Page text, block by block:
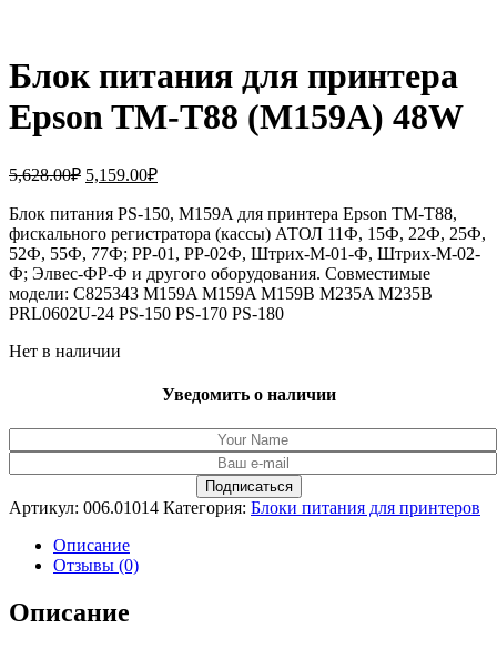
Блок питания для принтера
Epson TM-T88 (M159A) 48W
5,628.00₽ Первоначальная
составляла
5,628.00₽.
5,159.00₽Текущая
5,159.00₽.
Блок питания PS-150, M159A для принтера Epson TM-T88,
фискального регистратора (кассы) АТОЛ 11Ф, 15Ф, 22Ф, 25Ф,
52Ф, 55Ф, 77Ф; РР-01, РР-02Ф, Штрих-М-01-Ф, Штрих-М-02-
Ф; Элвес-ФР-Ф и другого оборудования. Совместимые
модели: C825343 M159A M159A M159B M235A M235B
PRL0602U-24 PS-150 PS-170 PS-180
Нет в наличии
Уведомить о наличии
Артикул: 006.01014 Категория: Блоки питания для принтеров
Описание
Отзывы (0)
Описание